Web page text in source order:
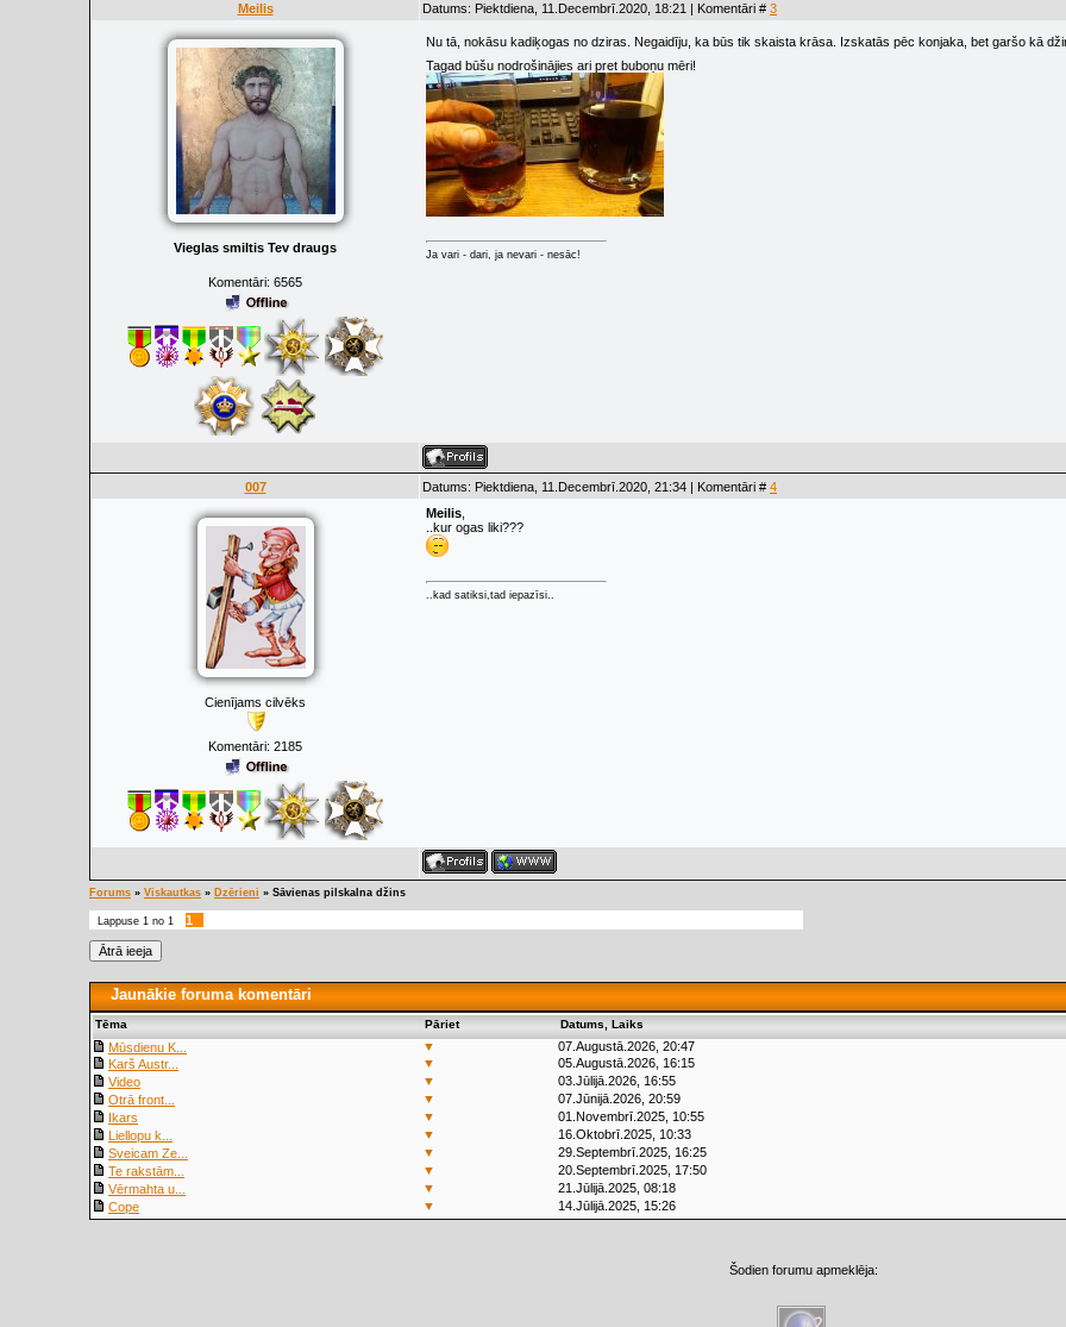
Meilis Datums: Piektdiena, 11.Decembrī.2020, 18:21 | Komentāri # 3
Vieglas smiltis Tev draugs
Komentāri: 6565
Nu tā, nokāsu kadiķogas no dziras. Negaidīju, ka būs tik skaista krāsa. Izskatās pēc konjaka, bet garšo kā
Tagad būšu nodrošinājies ari pret buboņu mēri!
Ja vari - dari, ja nevari - nesāc!
007 Datums: Piektdiena, 11.Decembrī.2020, 21:34 | Komentāri # 4
Cienījams cilvēks
Komentāri: 2185
Meilis
..kur ogas liki???
..kad satiksi,tad iepazīsi..
Forums » Viskautkas » Dzērieni » Sāvienas pilskalna džins
Lappuse 1 no 1 1
Jaunākie foruma komentāri
Tēma Pāriet Datums, Laiks
Mūsdienu K... ▼
07.Augustā.2026, 20:47
Karš Austr...
▼
05.Augustā.2026, 16:15
Video
▼
03.Jūlijā.2026, 16:55
Otrā front...
▼
07.Jūnijā.2026, 20:59
Ikars
▼
01.Novembrī.2025, 10:55
Liellopu k...
▼
16.Oktobrī.2025, 10:33
Sveicam Ze...
▼
29.Septembrī.2025, 16:25
Te rakstām...
▼
20.Septembrī.2025, 17:50
Vērmahta u...
▼
21.Jūlijā.2025, 08:18
Cope
▼ 14.Jūlijā.2025, 15:26
Šodien forumu apmeklēja: